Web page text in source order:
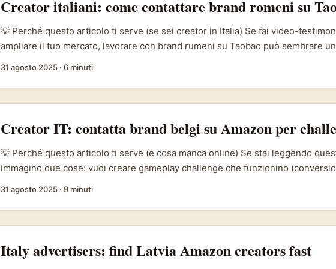
Creator italiani: come contattare brand romeni su
💡 Perché questo articolo ti serve (se sei creator in Italia) Se fai video-
ampliare il tuo mercato, lavorare con brand rumeni su Taobao può sembrare
affiliati per testare mercati e distribuire stock. Però la domanda pratica è: come
brand, come li contatti in modo professionale e — soprattutto — come eviti
di tempo? ...
31 agosto 2025 · 6 minuti
Creator IT: contatta brand belgi su Amazon per
💡 Perché questo articolo ti serve (e cosa manca online) Se stai leggendo
immagino due cose: vuoi creare gameplay challenge che funzionino
messaggi a caso o aspettare risposte che non arrivano. Giusto? La realtà è
belga su Amazon non è un unico blocco. Ci sono seller locali, seller NL/BE
Amsterdam, e brand internazionali che fanno logistica con FBA pan‑EU. Se
approccio di outreach che parli il loro linguaggio (fiammingo/francese/inglese),
31 agosto 2025 · 9 minuti
Italy advertisers: find Latvia Amazon creators fast